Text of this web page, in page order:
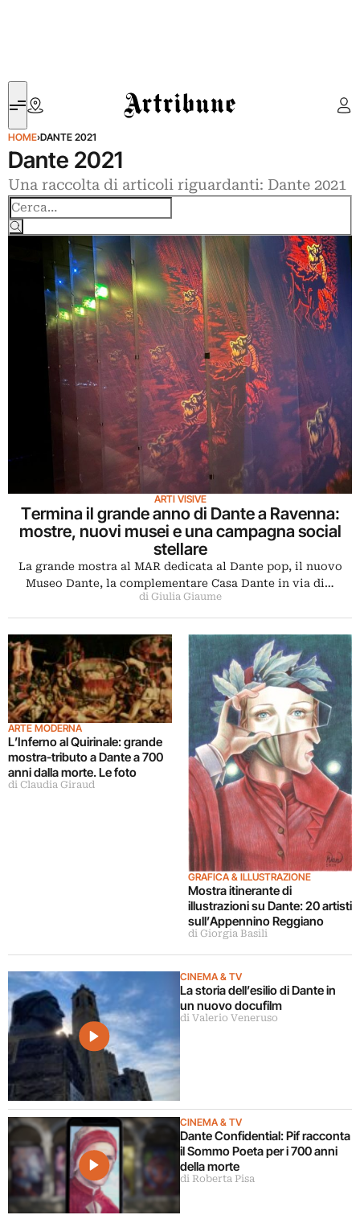
Artribune
HOME›DANTE 2021
Dante 2021
Una raccolta di articoli riguardanti: Dante 2021
ARTI VISIVE
Termina il grande anno di Dante a Ravenna:
mostre, nuovi musei e una campagna social
stellare
La grande mostra al MAR dedicata al Dante pop, il nuovo
Museo Dante, la complementare Casa Dante in via di…
di Giulia Giaume
ARTE MODERNA
L’Inferno al Quirinale: grande
mostra-tributo a Dante a 700
anni dalla morte. Le foto
di Claudia Giraud
GRAFICA & ILLUSTRAZIONE
Mostra itinerante di
illustrazioni su Dante: 20 artisti
sull’Appennino Reggiano
di Giorgia Basili
CINEMA & TV
La storia dell’esilio di Dante in
un nuovo docufilm
di Valerio Veneruso
CINEMA & TV
Dante Confidential: Pif racconta
il Sommo Poeta per i 700 anni
della morte
di Roberta Pisa